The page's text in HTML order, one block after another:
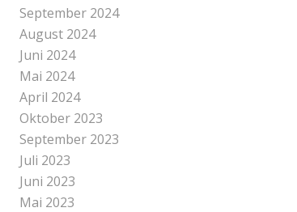
September 2024
August 2024
Juni 2024
Mai 2024
April 2024
Oktober 2023
September 2023
Juli 2023
Juni 2023
Mai 2023